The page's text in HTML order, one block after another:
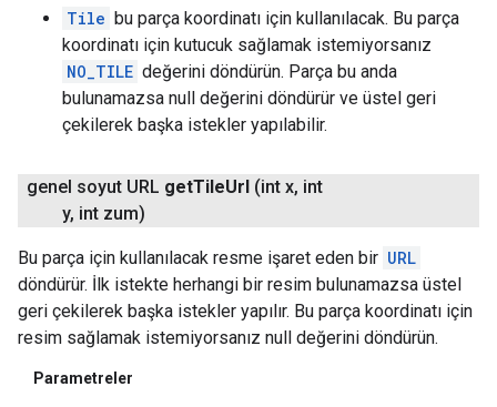
Tile bu parça koordinatı için kullanılacak. Bu parça
koordinatı için kutucuk sağlamak istemiyorsanız
NO_TILE değerini döndürün. Parça bu anda
bulunamazsa null değerini döndürür ve üstel geri
çekilerek başka istekler yapılabilir.
genel soyut URL getTileUrl (int x, int
y, int zum)
Bu parça için kullanılacak resme işaret eden bir URL
döndürür. İlk istekte herhangi bir resim bulunamazsa üstel
geri çekilerek başka istekler yapılır. Bu parça koordinatı için
resim sağlamak istemiyorsanız null değerini döndürün.
Parametreler